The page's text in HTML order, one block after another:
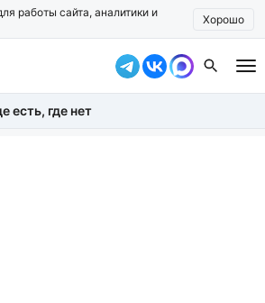
работы сайта, аналитики и
Хорошо
есть, где нет